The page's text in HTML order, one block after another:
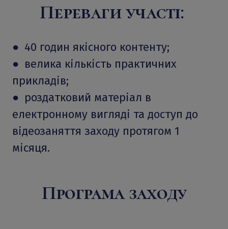
Переваги участі:
● 40 годин якісного контенту;
● велика кількість практичних
прикладів;
● роздатковий матеріал в
електронному вигляді та доступ до
відеозаняття заходу протягом 1
місяця.
Програма заходу